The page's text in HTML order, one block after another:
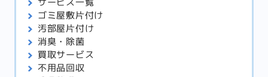
ゴミ屋敷片付け
汚部屋片付け
消臭・除菌
買取サービス
不用品回収